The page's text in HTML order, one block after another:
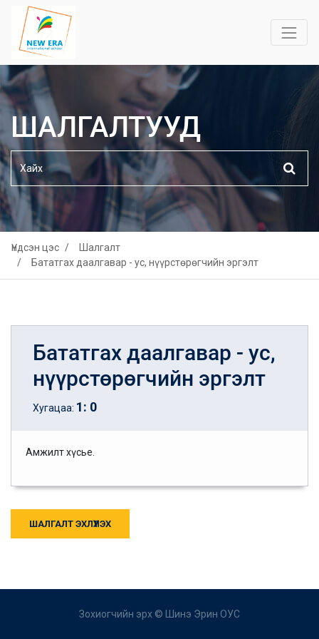
ШАЛГАЛТУУД
Үндсэн цэс
Шалгалт
Бататгах даалгавар - ус, нүүрстөрөгчийн эргэлт
Бататгах даалгавар - ус,
нүүрстөрөгчийн эргэлт
Хугацаа: 1: 0
Амжилт хүсье.
ШАЛГАЛТ ЭХЛҮҮЛЭХ
Зохиогчийн эрх © Шинэ Эрин ОУС